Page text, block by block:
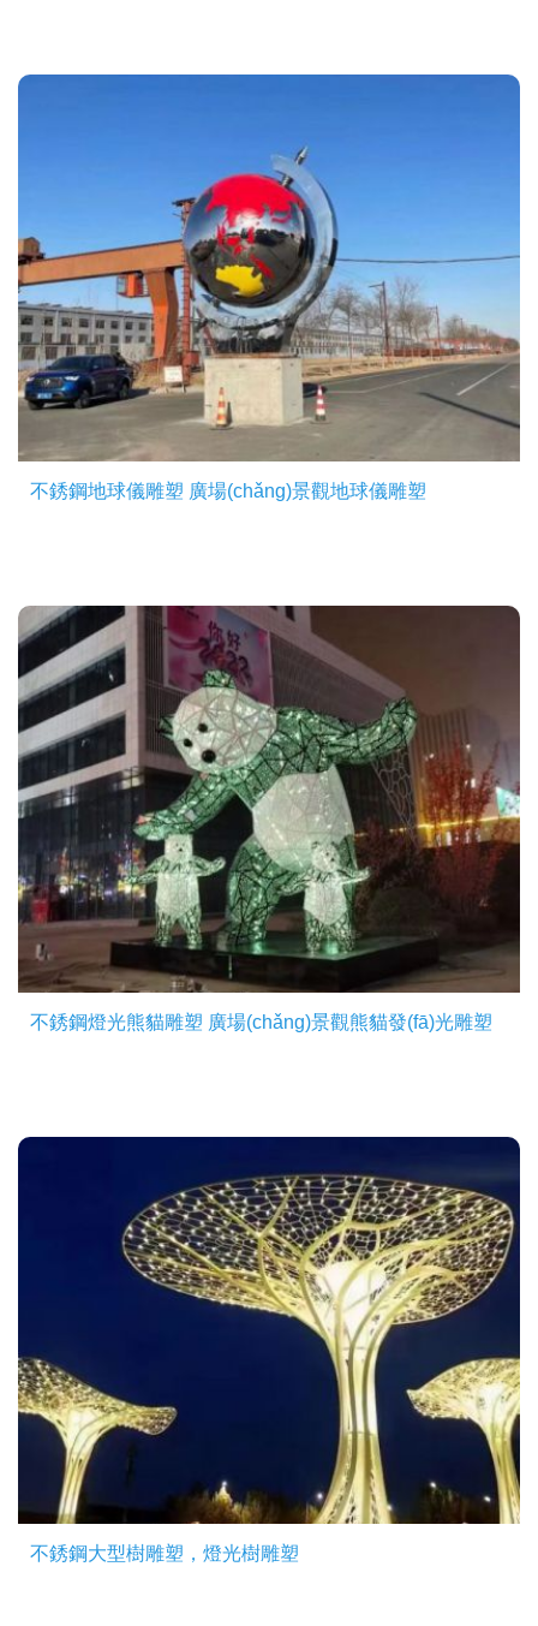
不銹鋼地球儀雕塑 廣場(chǎng)景觀地球儀雕塑
不銹鋼燈光熊貓雕塑 廣場(chǎng)景觀熊貓發(fā)光雕塑
不銹鋼大型樹雕塑，燈光樹雕塑